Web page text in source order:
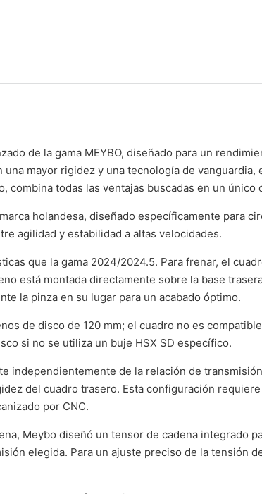
de la gama MEYBO, diseñado para un
mayor rigidez y una tecnología de
combina todas las ventajas buscadas en un único
holandesa, diseñado específicamente para
agilidad y estabilidad a altas velocidades.
que la gama 2024/2024.5. Para frenar, el
está montada directamente sobre la base
la pinza en su lugar para un acabado óptimo.
de disco de 120 mm; el cuadro no es
si no se utiliza un buje HSX SD específico.
independientemente de la relación de
del cuadro trasero. Esta configuración
por CNC.
Meybo diseñó un tensor de cadena integrado
elegida. Para un ajuste preciso de la tensión